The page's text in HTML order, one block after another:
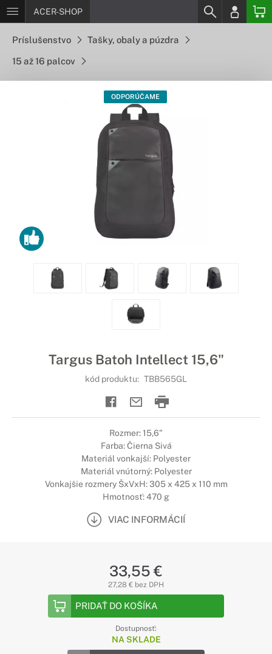
ACER-SHOP
Príslušenstvo Tašky, obaly a púzdra
15 až 16 palcov
ODPORÚČAME
Targus Batoh Intellect 15,6"
kód produktu: TBB565GL
Rozmer: 15,6"
Farba: Čierna Sivá
Materiál vonkajší: Polyester
Materiál vnútorný: Polyester
Vonkajšie rozmery ŠxVxH: 305 x 425 x 110 mm
Hmotnosť: 470 g
VIAC INFORMÁCIÍ
33,55 €
27,28 € bez DPH
PRIDAŤ DO KOŠÍKA
Dostupnosť:
NA SKLADE